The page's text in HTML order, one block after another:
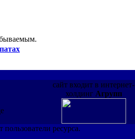
сайт входит в интернет-
холдинг Агрупп
ресурса.